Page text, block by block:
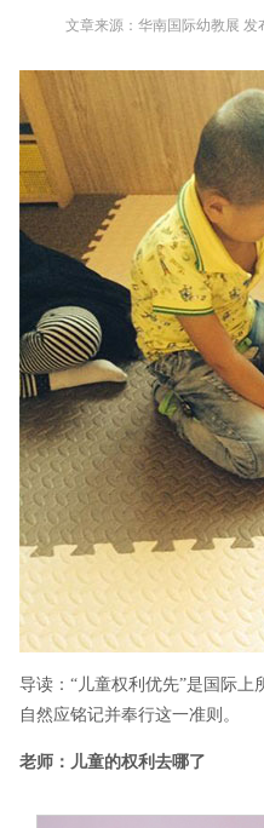
文章来源：华南国际幼教展
导读：“儿童权利优先”是国际
自然应铭记并奉行这一准则。
老师：儿童的权利去哪了